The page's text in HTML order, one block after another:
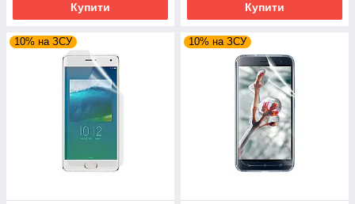
Купити Купити
10% на ЗСУ 10% на ЗСУ